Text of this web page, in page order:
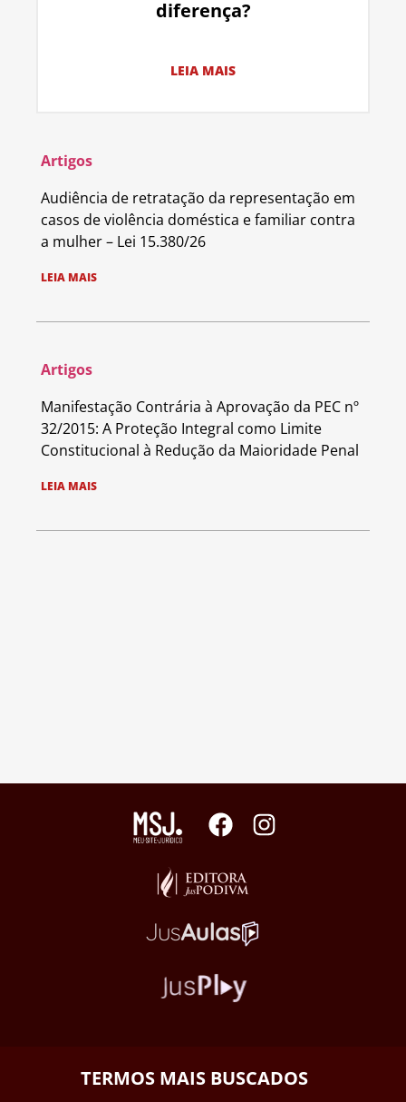
diferença?
LEIA MAIS
Artigos
Audiência de retratação da representação em
casos de violência doméstica e familiar contra
a mulher – Lei 15.380/26
LEIA MAIS
Artigos
Manifestação Contrária à Aprovação da PEC nº
32/2015: A Proteção Integral como Limite
Constitucional à Redução da Maioridade Penal
LEIA MAIS
TERMOS MAIS BUSCADOS